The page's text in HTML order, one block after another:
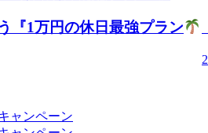
『1万円の休日最強プラン